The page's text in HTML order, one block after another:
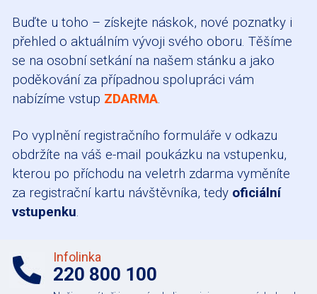
Buďte u toho – získejte náskok, nové poznatky i
přehled o aktuálním vývoji svého oboru. Těšíme
se na osobní setkání na našem stánku a jako
poděkování za případnou spolupráci vám
nabízíme vstup ZDARMA.
Po vyplnění registračního formuláře v odkazu
obdržíte na váš e-mail poukázku na vstupenku,
kterou po příchodu na veletrh zdarma vyměníte
za registrační kartu návštěvníka, tedy oficiální
vstupenku.
Infolinka
220 800 100